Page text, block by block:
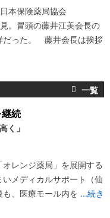
本保険薬局協会
。冒頭の藤井江美会長の
だった。 藤井会長は挨拶
続
く」
レンジ薬局」を展開する
メディカルサポート（仙
、医療モール内を ...続き